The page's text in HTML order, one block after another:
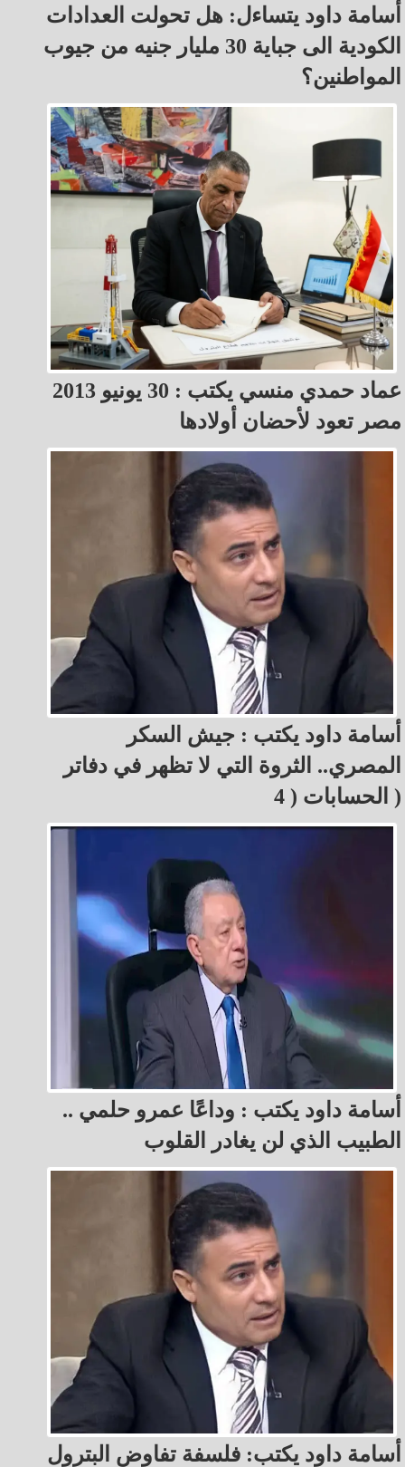
أسامة داود يتساءل: هل تحولت العدادات
الكودية الى جباية 30 مليار جنيه من جيوب
المواطنين؟
عماد حمدي منسي يكتب : 30 يونيو 2013
مصر تعود لأحضان أولادها
أسامة داود يكتب : جيش السكر
المصري.. الثروة التي لا تظهر في دفاتر
الحسابات ( 4 )
أسامة داود يكتب : وداعًا عمرو حلمي ..
الطبيب الذي لن يغادر القلوب
أسامة داود يكتب: فلسفة تفاوض البترول